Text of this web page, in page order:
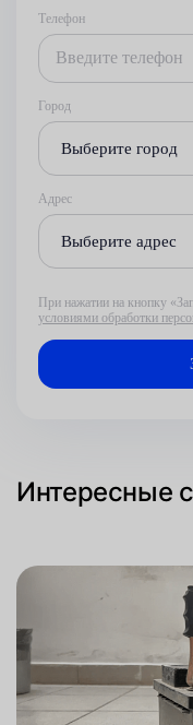
Телефон
Город
Выберите город
Адрес
Выберите адрес
При нажатии на кнопку
условиями обработки
Интересные